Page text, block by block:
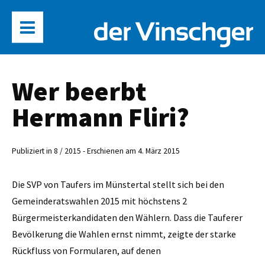
Wer beerbt
Hermann Fliri?
Publiziert in 8 / 2015 - Erschienen am 4. März 2015
Die SVP von Taufers im Münstertal stellt sich bei den
Gemeinderatswahlen 2015 mit höchstens 2
Bürgermeisterkandidaten den Wählern. Dass die Tauferer
Bevölkerung die Wahlen ernst nimmt, zeigte der starke
Rückfluss von Formularen, auf denen